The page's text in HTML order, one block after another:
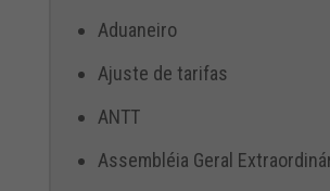
Aduaneiro
Ajuste de tarifas
ANTT
Assembléia Geral